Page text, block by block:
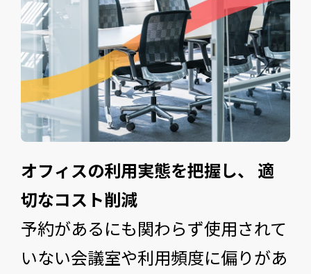
オフィスの利用実態を把握し、 適
切なコスト削減
予約があるにも関わらず使用されて
いない会議室や利用頻度に偏りがあ